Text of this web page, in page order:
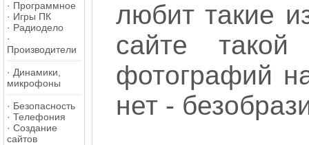
· Программное
· Игры ПК
· Радиодело
·
Производители
· Динамики,
микрофоны
· Безопасность
· Телефония
· Создание
сайтов
любит такие
сайте
фотографий
нет -